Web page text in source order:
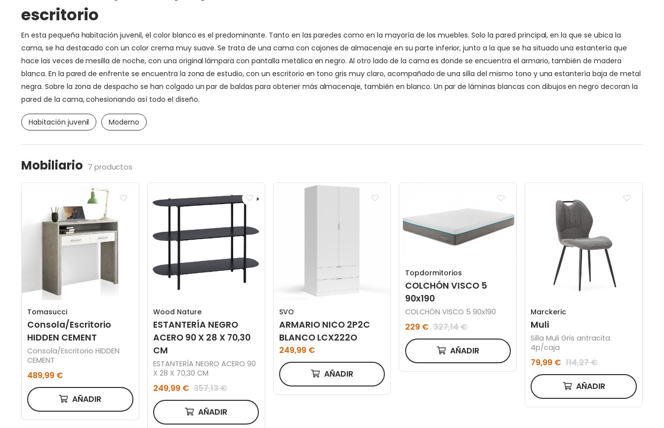
escritorio
En esta pequeña habitación juvenil, el color blanco es el predominante. Tanto en las paredes como en la mayoría de los muebles. Solo la pared principal, en la que se ubica la
cama, se ha destacado con un color crema muy suave. Se trata de una cama con cajones de almacenaje en su parte inferior, junto a la que se ha situado una estantería que
hace las veces de mesilla de noche, con una original lámpara con pantalla metálica en negro. Al otro lado de la cama es donde se encuentra el armario, también de madera
blanca. En la pared de enfrente se encuentra la zona de estudio, con un escritorio en tono gris muy claro, acompañado de una silla del mismo tono y una estantería baja de metal
negra. Sobre la zona de despacho se han colgado un par de baldas para obtener más almacenaje, también en blanco. Un par de láminas blancas con dibujos en negro decoran la
pared de la cama, cohesionando así todo el diseño.
Habitación juvenil Moderno
Mobiliario 7 productos
Tomasucci
Consola/Escritorio
HIDDEN CEMENT
Consola/Escritorio HIDDEN
CEMENT
489,99 €
AÑADIR
Wood Nature
ESTANTERÍA NEGRO
ACERO 90 X 28 X 70,30
CM
ESTANTERÍA NEGRO ACERO 90
X 28 X 70,30 CM
249,99 € 357,13 €
AÑADIR
SVO
ARMARIO NICO 2P2C
BLANCO LCX222O
249,99 €
AÑADIR
Topdormitorios
COLCHÓN VISCO 5
90x190
COLCHÓN VISCO 5 90x190
229 € 327,14 €
AÑADIR
Marckeric
Muli
Silla Muli Gris antracita
4p/caja
79,99 € 114,27 €
AÑADIR